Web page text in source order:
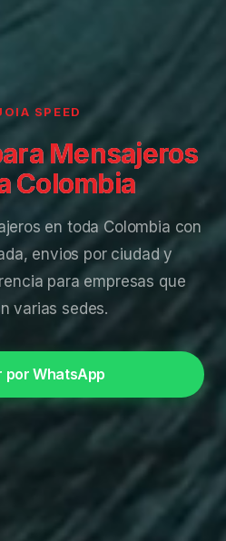
SPEED
Mensajeros
Colombia
en toda Colombia con
envios por ciudad y
para empresas que
varias sedes.
por WhatsApp